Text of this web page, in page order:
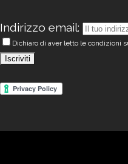
Indirizzo email:
Dichiaro di aver letto le condizioni
©